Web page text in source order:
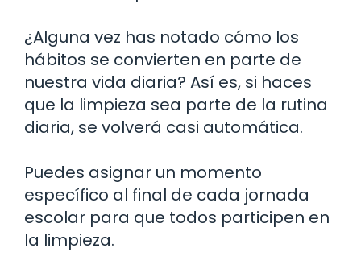
¿Alguna vez has notado cómo los
hábitos se convierten en parte de
nuestra vida diaria? Así es, si haces
que la limpieza sea parte de la rutina
diaria, se volverá casi automática.
Puedes asignar un momento
específico al final de cada jornada
escolar para que todos participen en
la limpieza.